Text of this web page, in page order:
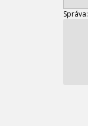
Správa: